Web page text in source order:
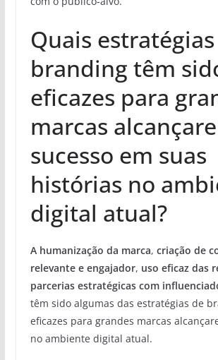
Quais
branding têm
eficazes para
marcas
sucesso em suas
histórias no
digital atual?
A humanização da marca, criação de
relevante e engajador, uso eficaz das
parcerias estratégicas com
têm sido algumas das estratégias de
eficazes para grandes marcas
no ambiente digital atual.